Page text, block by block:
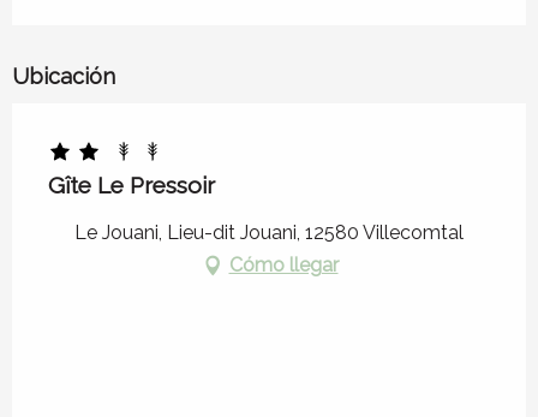
Ubicación
Gîte Le Pressoir
Le Jouani, Lieu-dit Jouani, 12580 Villecomtal
Cómo llegar